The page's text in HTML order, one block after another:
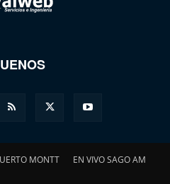
MONTT EN VIVO SAGO AM